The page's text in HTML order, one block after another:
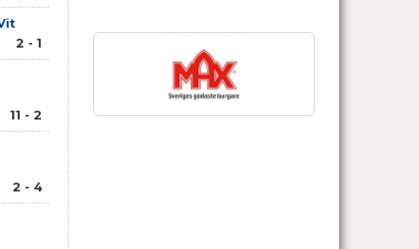
2 - 1
11 - 2
2 - 4